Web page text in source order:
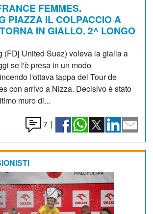
FEMMES.
PIAZZA IL COLPACCIO A
IN GIALLO. 2^ LONGO
(FDj United Suez) voleva la gialla a
se l'è presa in un modo
l'ottava tappa del Tour de
con arrivo a Nizza. Decisivo è stato
muro di...
7 |